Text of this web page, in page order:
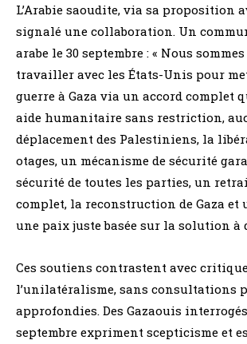
L’Arabie saoudite, via sa proposition
signalé une collaboration. Un
arabe le 30 septembre : « Nous
travailler avec les États-Unis pour
guerre à Gaza via un accord complet
aide humanitaire sans restriction,
déplacement des Palestiniens, la
otages, un mécanisme de sécurité
sécurité de toutes les parties, un
complet, la reconstruction de Gaza et
une paix juste basée sur la solution à
Ces soutiens contrastent avec
l’unilatéralisme, sans consultations
approfondies. Des Gazaouis
septembre expriment scepticisme et